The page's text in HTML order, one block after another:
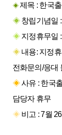
◈제목 : 한국
◈창립기념일
◈지정휴무일 :
◈내용: 지정
전화문의/응대
◈사유 : 한국
담당자 휴무
◈비고 : 7월